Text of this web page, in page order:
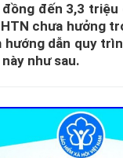
đến 3,3
chưa hưởng
hướng dẫn quy
như sau.